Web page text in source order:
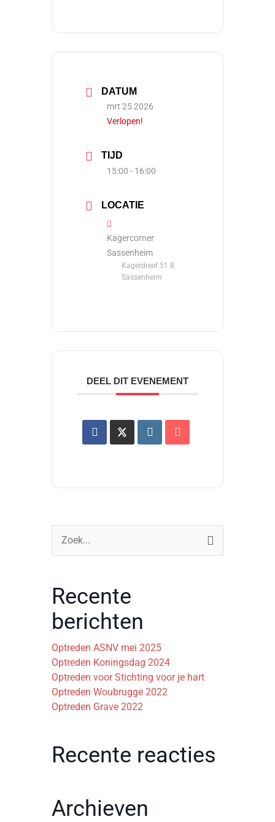
DATUM
mrt 25 2026
Verlopen!
TIJD
15:00 - 16:00
LOCATIE
Kagercorner
Sassenheim
Kagerdreef 51 B
Sassenheim
DEEL DIT EVENEMENT
Zoek
naar:
Recente
berichten
Optreden ASNV mei 2025
Optreden Koningsdag 2024
Optreden voor Stichting voor je hart
Optreden Woubrugge 2022
Optreden Grave 2022
Recente reacties
Archieven